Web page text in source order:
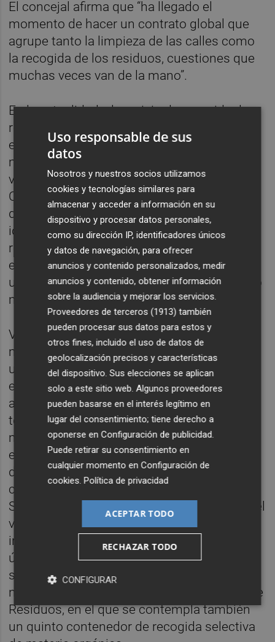
El concejal afirma que “ha llegado el
momento de hacer un contrato global que
agrupe tanto la limpieza de las calles como
la recogida de los residuos, cuestiones que
muchas veces van de la mano”.
En la actualidad, el servicio de recogida de
residuos urbanos está adjudicado a la
empresa Fobesa, con un contrato de 1,7
millones anuales. Por su parte, la limpieza
viaria se presta a través de la empresa
Cespa, del grupo Ferrovial, con un contrato
de un millón de euros, aproximadamente. La
idea de Servicios Públicos, que asumió
recientemente la gestión de estas dos áreas
en el marco del planVila-real + neta, es
unificar ambos servicios en un solo contrato
más amplio e integral.
Valverde ha señalado que “en los últimos
meses, pese al intento de la oposición de
utilizar la limpieza de la ciudad como arma
electoral, se han hecho importantes
avances. Pero no es menos cierto que
todavía nos queda mucho por hacer y
mejorar, teniendo en cuenta que la limpieza
es también calidad de vida para los vecinos
de Vila-real”, señala. El nuevo contrato, en
cuyo pliego comenzará a trabajar el área de
Servicios Públicos, podría estar en vigor en el
verano de 2021 y una de sus principales
innovaciones será la incorporación de las
últimas tecnologías para la mejora del
servicio, así como la aplicación de las
nuevas directrices del nuevo Plan Integral de
Residuos, en el que se contempla también
un quinto contenedor de recogida selectiva
Uso responsable de sus
datos
Nosotros y nuestros socios utilizamos
cookies y tecnologías similares para
almacenar y acceder a información en su
dispositivo y procesar datos personales,
como su dirección IP, identificadores únicos
y datos de navegación, para ofrecer
anuncios y contenido personalizados, medir
anuncios y contenido, obtener información
sobre la audiencia y mejorar los servicios.
Proveedores de terceros (1913) también
pueden procesar sus datos para estos y
otros fines, incluido el uso de datos de
geolocalización precisos y características
del dispositivo. Sus elecciones se aplican
solo a este sitio web. Algunos proveedores
pueden basarse en el interés legítimo en
lugar del consentimiento; tiene derecho a
oponerse enConfiguración de publicidad.
Puede retirar su consentimiento en
cualquier momento enConfiguración de
cookies.Política de privacidad
ACEPTAR TODO
RECHAZAR TODO
CONFIGURAR